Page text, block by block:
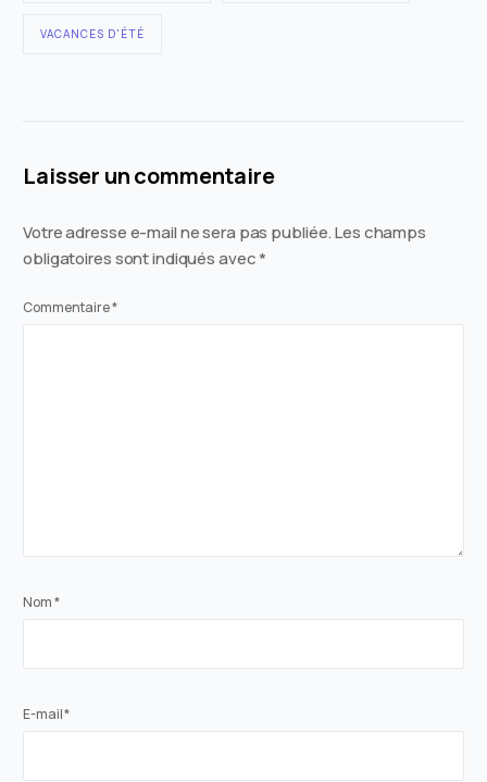
VACANCES D'ÉTÉ
Laisser un commentaire
Votre adresse e-mail ne sera pas publiée.Les champs
obligatoires sont indiqués avec*
Commentaire*
Nom*
E-mail*